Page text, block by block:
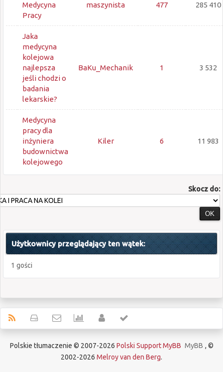
Medycyna
Pracy
maszynista 477 285 410
Jaka
medycyna
kolejowa
najlepsza
jeśli chodzi o
badania
lekarskie?
BaKu_Mechanik 1 3 532
Medycyna
pracy dla
inżyniera
budownictwa
kolejowego
Kiler 6 11 983
Skocz do:
Użytkownicy przeglądający ten wątek:
1 gości
Polskie tłumaczenie © 2007-2026 Polski Support MyBB MyBB , ©
2002-2026 Melroy van den Berg.